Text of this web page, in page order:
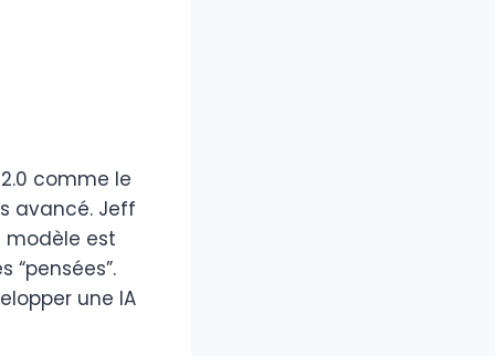
comme le
avancé. Jeff
modèle est
une IA